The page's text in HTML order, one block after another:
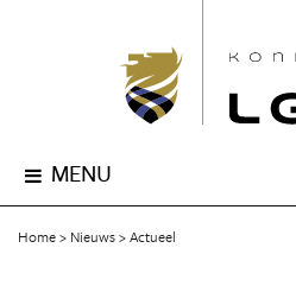
MENU
Home Nieuws Actueel